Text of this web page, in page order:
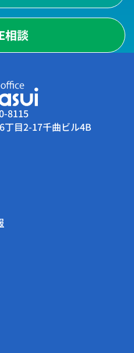
相談
8115
丁目2-17千曲ビル4B